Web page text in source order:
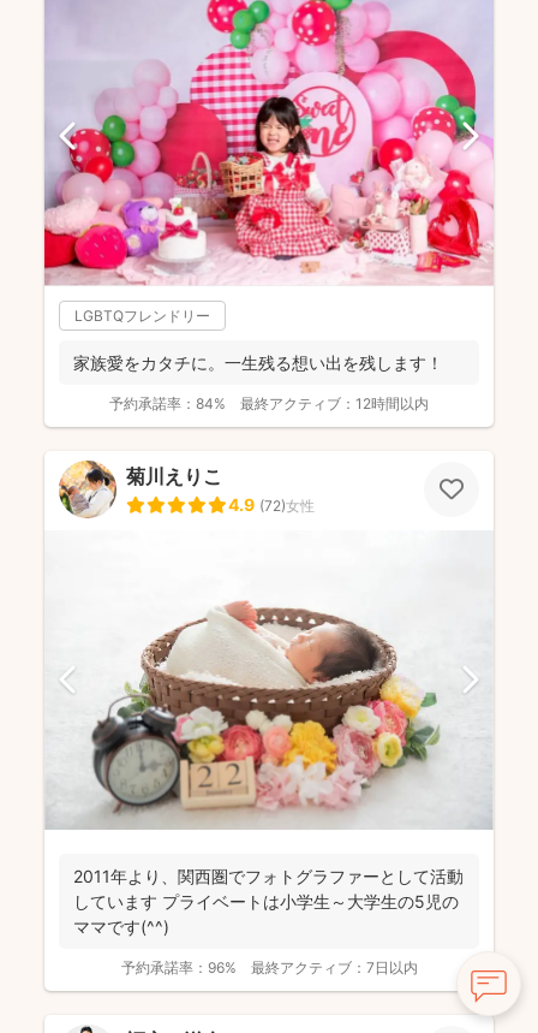
LGBTQフレンドリー
家族愛をカタチに。一生残る想い出を残します！
予約承諾率： 84% 最終アクティブ： 12時間以内
菊川えりこ
4.9 (72)女性
2011年より、関西圏でフォトグラファーとして活動
しています プライベートは小学生～大学生の5児の
ママです(^^)
予約承諾率： 96% 最終アクティブ： 7日以内